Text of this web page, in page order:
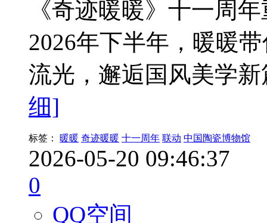
《奇迹暖暖》十一周
2026年下半年，暖暖
流光，邂逅国风美学
细]
标签： 暖暖 奇迹暖暖 十一周年 联动 中国陶瓷博物馆
2026-05-20 09:46:37
0
QQ空间